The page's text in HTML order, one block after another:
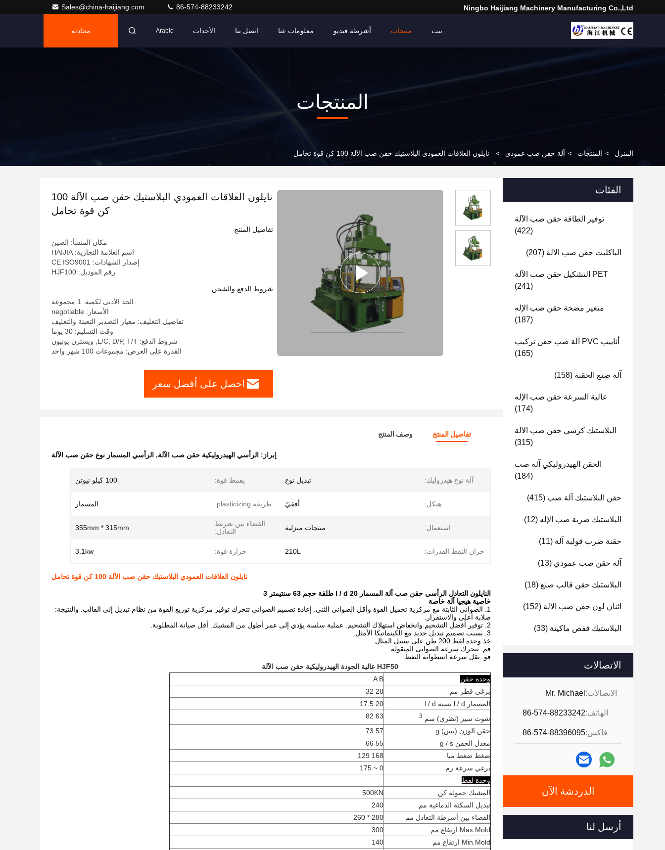
Ningbo Haijiang Machinery Manufacturing Co.,Ltd
Sales@china-haijiang.com 86-574-88233242
بيت منتجات أشرطة فيديو معلومات عنا اتصل بنا الأحداث Arabic محادثة
المنتجات
المنزل > المنتجات > آلة حقن صب عمودي > نايلون العلاقات العمودي البلاستيك حقن صب الآلة 100 كن قوة تحامل
الفئات
توفير الطاقة حقن صب الآلة
(422)
الباكليت حقن صب الآلة (207)
PET التشكيل حقن صب الآلة
(241)
متغير مضخة حقن صب الإله
(187)
أنابيب PVC آلة صب حقن تركيب
(165)
آلة صنع الحقنة (158)
عالية السرعة حقن صب الإله
(174)
البلاستيك كرسي حقن صب الآلة
(315)
الحقن الهيدروليكي آلة صب
(184)
حقن البلاستيك آلة صب (415)
البلاستيك ضربة صب الإله (12)
حقنة ضرب قولبة آلة (11)
آلة حقن صب عمودي (13)
البلاستيك حقن قالب صنع (18)
اثنان لون حقن صب الآلة (152)
البلاستيك قفص ماكينة (33)
الاتصالات
الاتصالات: Mr. Michael
الهاتف:86-574-88233242
فاكس:86-574-88396095
الدردشة الآن
أرسل لنا
نايلون العلاقات العمودي البلاستيك حقن صب الآلة 100
كن قوة تحامل
تفاصيل المنتج
مكان المنشأ: الصين
اسم العلامة التجارية: HAIJIA
إصدار الشهادات: CE ISO9001
رقم الموديل: HJF100
شروط الدفع والشحن
الحد الأدنى لكمية: 1 مجموعة
الأسعار: negotiable
تفاصيل التغليف: معيار التصدير التعبئة والتغليف
وقت التسليم: 30 يوما
شروط الدفع: L/C, D/P, T/T, ويسترن يونيون
القدرة على العرض: مجموعات 100 شهر واحد
احصل على أفضل سعر
تفاصيل المنتج وصف المنتج
إبراز: الرأسي الهيدروليكية حقن صب الآلة, الرأسي المسمار نوع حقن صب الآلة
آلة نوع هيدروليك: تبديل نوع يقمط قوة: 100 كيلو نيوتن
هيكل: أفقيّ طريقة plasticizing: المسمار
استعمال: منتجات منزلية
الفضاء بين شريط
التعادل:
355mm * 315mm
خزان النفط القدرات: 210L حرارة قوة: 3.1kw
نايلون العلاقات العمودي البلاستيك حقن صب الآلة 100 كن قوة تحامل
النايلون التعادل الرأسي حقن صب آلة المسمار l / d 20 طلقة حجم 63 سنتيمتر 3
خاصية هيجيا آلة خاصة
1. الصوانى الثابتة مع مركزية تحميل القوة وأقل الصوانى الثني. إعادة تصميم الصوانى تتحرك توفير مركزية توزيع القوة من نظام تبديل إلى القالب. والنتيجة:
صلابة أعلى والاستقرار.
2. توفير أفضل التشحيم وانخفاض استهلاك التشحيم. عملية سلسة يؤدي إلى عمر أطول من المشبك. أقل صيانة المطلوبة.
3. بسبب تصميم تبديل جديد مع الكينماتيكا الأمثل.
خذ وحدة لقط 200 طن على سبيل المثال
فم: تتحرك سرعة الصوانى المنقولة
فو: نقل سرعة اسطوانة النفط
HJF50 عالية الجودة
الهيدروليكية حقن صب الآلة
وحدة حقن
A B
برغي قطر مم
28 32
المسمار l / d نسبة l / d
20 17.5
شوت سيز (نظري) سم 3
63 82
حقن الوزن (بس) g
57 73
معدل الحقن g / s
55 66
ضغط ضغط مبا
168 129
برغي سرعة رم
0 ~ 175
وحدة لقط
المشبك حمولة كن
500KN
تبديل السكتة الدماغية مم
240
الفضاء بين أشرطة التعادل مم
280 * 260
Max.Mold ارتفاع مم
300
Min.Mold ارتفاع مم
140